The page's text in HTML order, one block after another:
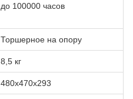
до 100000 часов
Торшерное на опору
8,5 кг
480х470х293